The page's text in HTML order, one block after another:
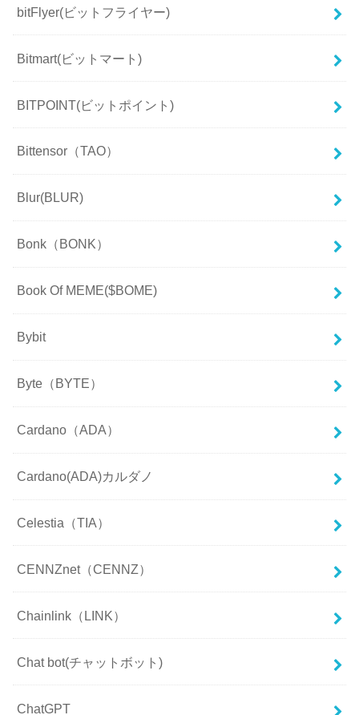
bitFlyer(ビットフライヤー)
Bitmart(ビットマート)
BITPOINT(ビットポイント)
Bittensor（TAO）
Blur(BLUR)
Bonk（BONK）
Book Of MEME($BOME)
Bybit
Byte（BYTE）
Cardano（ADA）
Cardano(ADA)カルダノ
Celestia（TIA）
CENNZnet（CENNZ）
Chainlink（LINK）
Chat bot(チャットボット)
ChatGPT